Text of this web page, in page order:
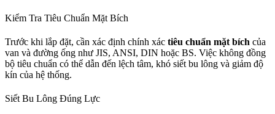
Kiểm Tra Tiêu Chuẩn Mặt Bích
Trước khi lắp đặt, cần xác định chính xác tiêu chuẩn mặt bích của
van và đường ống như JIS, ANSI, DIN hoặc BS. Việc không đồng
bộ tiêu chuẩn có thể dẫn đến lệch tâm, khó siết bu lông và giảm độ
kín của hệ thống.
Siết Bu Lông Đúng Lực